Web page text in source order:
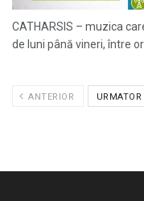
CATHARSIS – muzica
de luni până vineri, între
ANTERIOR URMATOR